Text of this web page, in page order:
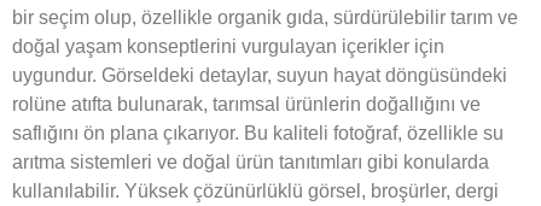
bir seçim olup, özellikle organik gıda, sürdürülebilir tarım ve
doğal yaşam konseptlerini vurgulayan içerikler için
uygundur. Görseldeki detaylar, suyun hayat döngüsündeki
rolüne atıfta bulunarak, tarımsal ürünlerin doğallığını ve
saflığını ön plana çıkarıyor. Bu kaliteli fotoğraf, özellikle su
arıtma sistemleri ve doğal ürün tanıtımları gibi konularda
kullanılabilir. Yüksek çözünürlüklü görsel, broşürler, dergi